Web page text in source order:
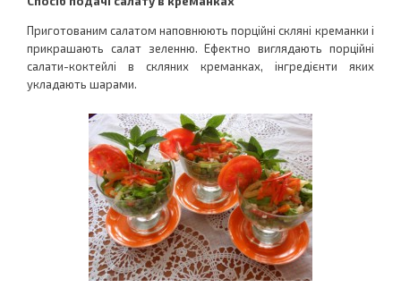
Приготованим салатом наповнюють порційні скляні креманки і
прикрашають салат зеленню. Ефектно виглядають порційні
салати-коктейлі в скляних креманках, інгредієнти яких
укладають шарами.